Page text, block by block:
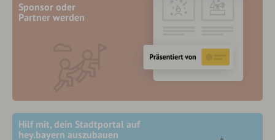
Sponsor oder
Partner werden
Hilf mit, dein Stadtportal auf
hey.bayern auszubauen